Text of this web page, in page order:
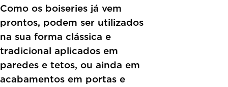
Como os boiseries já vem
prontos, podem ser utilizados
na sua forma clássica e
tradicional aplicados em
paredes e tetos, ou ainda em
acabamentos em portas e